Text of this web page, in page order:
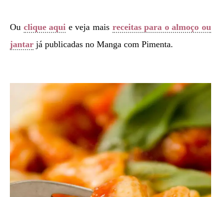
Ou clique aqui e veja mais receitas para o almoço ou
jantar já publicadas no Manga com Pimenta.